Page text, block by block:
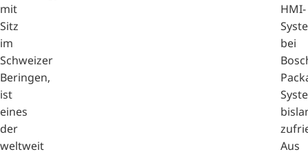
mit
Sitz
im
Schweizer
Beringen,
ist
eines
der
weltweit
HMI-
bei
Aus